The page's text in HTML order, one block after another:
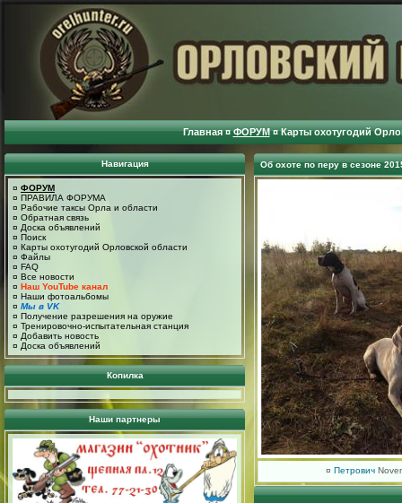
Главная ¤ ФОРУМ ¤ Карты охотугодий
Навигация
¤ ФОРУМ
¤ ПРАВИЛА ФОРУМА
¤ Рабочие таксы Орла и области
¤ Обратная связь
¤ Доска объявлений
¤ Поиск
¤ Карты охотугодий Орловской области
¤ Файлы
¤ FAQ
¤ Все новости
¤ Наш YouTube канал
¤ Наши фотоальбомы
¤ Мы в VK
¤ Получение разрешения на оружие
¤ Тренировочно-испытательная станция
¤ Добавить новость
¤ Доска объявлений
Копилка
Наши партнеры
Об охоте по перу в сезоне
¤ Петрович